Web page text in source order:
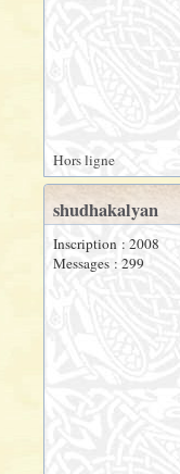
Hors ligne
shudhakalyan
Inscription : 2008
Messages : 299